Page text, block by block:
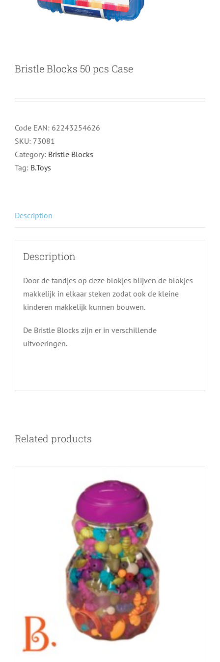
Bristle Blocks 50 pcs Case
Code EAN: 62243254626
SKU: 73081
Category: Bristle Blocks
Tag: B.Toys
Description
Description
Door de tandjes op deze blokjes blijven de blokjes
makkelijk in elkaar steken zodat ook de kleine
kinderen makkelijk kunnen bouwen.
De Bristle Blocks zijn er in verschillende
uitvoeringen.
Related products